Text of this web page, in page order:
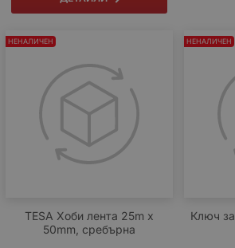
TESA Хоби лента 25m x
50mm, сребърна
НЕНАЛИЧЕН
Ключ
НЕНАЛИЧЕН